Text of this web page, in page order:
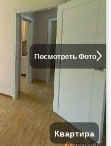
Посмотреть Фото
Квартира